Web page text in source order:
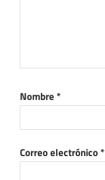
Nombre *
Correo electrónico*